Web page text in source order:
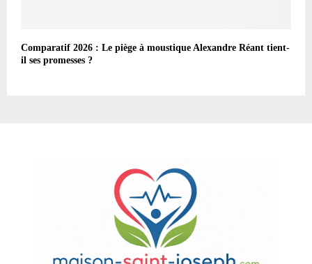
Comparatif 2026 : Le piège à moustique Alexandre Réant tient-
il ses promesses ?